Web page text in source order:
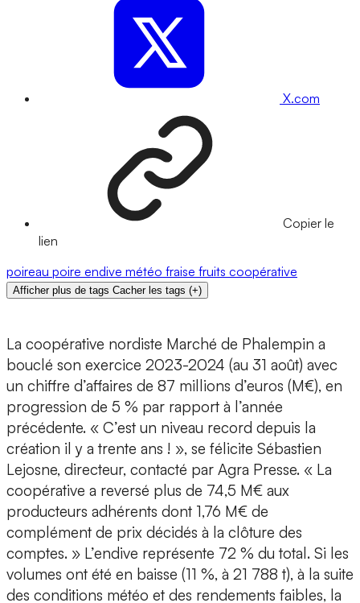
X.com
Copier le
lien
poireau poire endive météo fraise fruits coopérative
Afficher plus de tags Cacher les tags (+)
La coopérative nordiste Marché de Phalempin a
bouclé son exercice 2023-2024 (au 31 août) avec
un chiffre d’affaires de 87 millions d’euros (M€), en
progression de 5 % par rapport à l’année
précédente. « C’est un niveau record depuis la
création il y a trente ans ! », se félicite Sébastien
Lejosne, directeur, contacté par Agra Presse. « La
coopérative a reversé plus de 74,5 M€ aux
producteurs adhérents dont 1,76 M€ de
complément de prix décidés à la clôture des
comptes. » L’endive représente 72 % du total. Si les
volumes ont été en baisse (11 %, à 21 788 t), à la suite
des conditions météo et des rendements faibles, la